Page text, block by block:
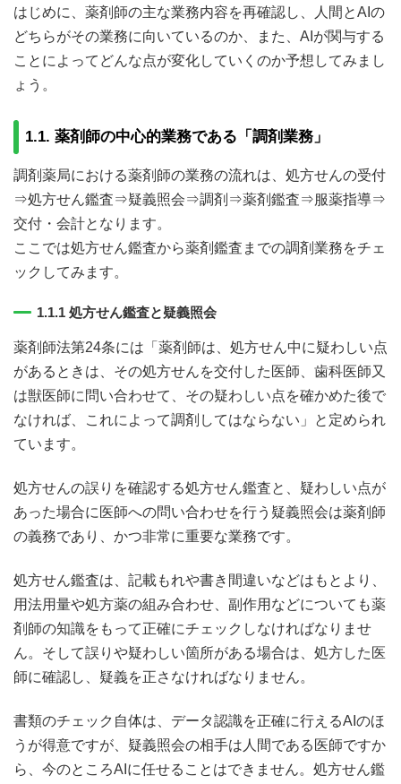
4. まとめ
はじめに、薬剤師の主な業務内容を再確認し、人間とAIの
どちらがその業務に向いているのか、また、AIが関与する
ことによってどんな点が変化していくのか予想してみまし
ょう。
1.1. 薬剤師の中心的業務である「調剤業務」
調剤薬局における薬剤師の業務の流れは、処方せんの受付
⇒処方せん鑑査⇒疑義照会⇒調剤⇒薬剤鑑査⇒服薬指導⇒
交付・会計となります。
ここでは処方せん鑑査から薬剤鑑査までの調剤業務をチェ
ックしてみます。
1.1.1 処方せん鑑査と疑義照会
薬剤師法第24条には「薬剤師は、処方せん中に疑わしい点
があるときは、その処方せんを交付した医師、歯科医師又
は獣医師に問い合わせて、その疑わしい点を確かめた後で
なければ、これによって調剤してはならない」と定められ
ています。
処方せんの誤りを確認する処方せん鑑査と、疑わしい点が
あった場合に医師への問い合わせを行う疑義照会は薬剤師
の義務であり、かつ非常に重要な業務です。
処方せん鑑査は、記載もれや書き間違いなどはもとより、
用法用量や処方薬の組み合わせ、副作用などについても薬
剤師の知識をもって正確にチェックしなければなりませ
ん。そして誤りや疑わしい箇所がある場合は、処方した医
師に確認し、疑義を正さなければなりません。
書類のチェック自体は、データ認識を正確に行えるAIのほ
うが得意ですが、疑義照会の相手は人間である医師ですか
ら、今のところAIに任せることはできません。処方せん鑑